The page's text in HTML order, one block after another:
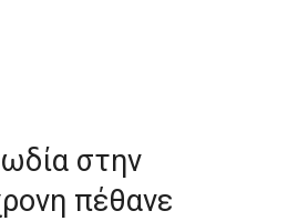
στην
πέθανε